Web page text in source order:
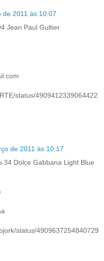
de 2011 às 10:07
Jean Paul Gultier
status/4909412339064422
de 2011 às 10:17
34 Dolce Gabbana Light Blue
status/4909637254840729